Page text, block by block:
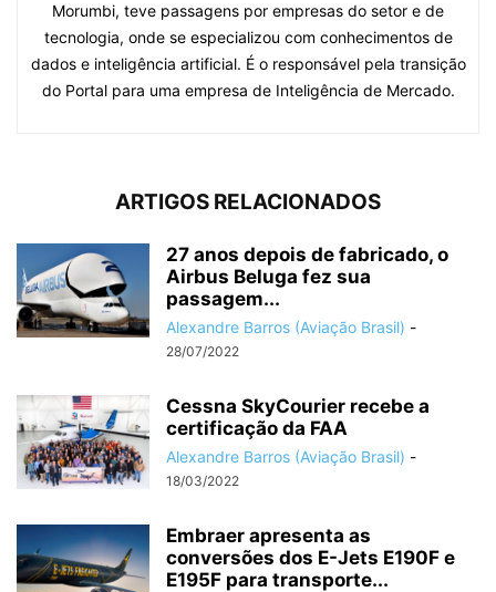
Morumbi, teve passagens por empresas do setor e de
tecnologia, onde se especializou com conhecimentos de
dados e inteligência artificial. É o responsável pela transição
do Portal para uma empresa de Inteligência de Mercado.
ARTIGOS RELACIONADOS
27 anos depois de fabricado, o
Airbus Beluga fez sua
passagem...
Alexandre Barros (Aviação Brasil) -
28/07/2022
Cessna SkyCourier recebe a
certificação da FAA
Alexandre Barros (Aviação Brasil) -
18/03/2022
Embraer apresenta as
conversões dos E-Jets E190F e
E195F para transporte...